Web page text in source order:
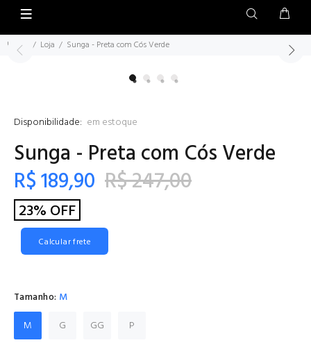
Home Loja Sunga - Preta com Cós Verde
Disponibilidade: em estoque
Sunga - Preta com Cós Verde
R$ 189,90 R$ 247,00
23% OFF
Calcular frete
Tamanho: M
M
G GG P